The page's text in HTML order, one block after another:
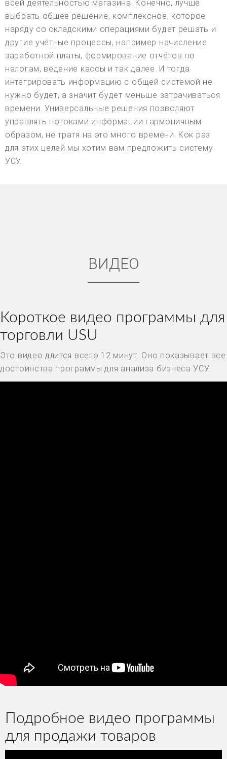
всей деятельностью магазина. Конечно, лучше
выбрать общее решение, комплексное, которое
наряду со складскими операциями будет решать и
другие учётные процессы, например начисление
заработной платы, формирование отчётов по
налогам, ведение кассы и так далее. И тогда
интегрировать информацию с общей системой не
нужно будет, а значит будет меньше затрачиваться
времени. Универсальные решения позволяют
управлять потоками информации гармоничным
образом, не тратя на это много времени. Кок раз
для этих целей мы хотим вам предложить систему
УСУ.
ВИДЕО
Короткое видео программы для
торговли USU
Это видео длится всего 12 минут. Оно показывает все
достоинства программы для анализа бизнеса УСУ.
Подробное видео программы
для продажи товаров